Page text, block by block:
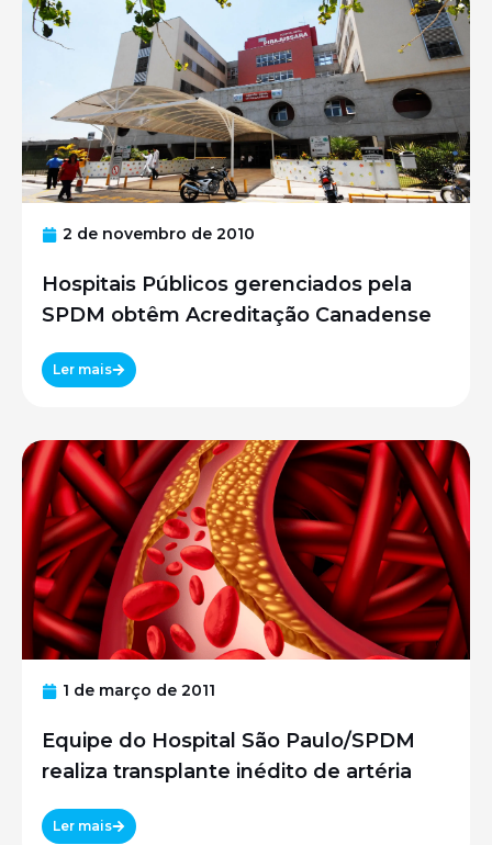
2 de novembro de 2010
Hospitais Públicos gerenciados pela
SPDM obtêm Acreditação Canadense
Ler mais
1 de março de 2011
Equipe do Hospital São Paulo/SPDM
realiza transplante inédito de artéria
Ler mais